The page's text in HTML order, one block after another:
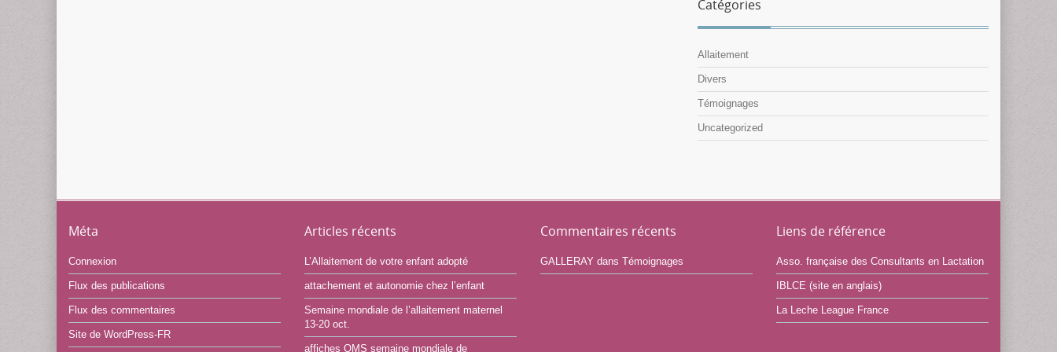
Catégories
Allaitement
Divers
Témoignages
Uncategorized
Méta
Connexion
Flux des publications
Flux des commentaires
Site de WordPress-FR
Articles récents
L’Allaitement de votre enfant adopté
attachement et autonomie chez l’enfant
Semaine mondiale de l’allaitement maternel
13-20 oct.
affiches OMS semaine mondiale de
Commentaires récents
GALLERAY dans Témoignages
Liens de référence
Asso. française des Consultants en Lactation
IBLCE (site en anglais)
La Leche League France